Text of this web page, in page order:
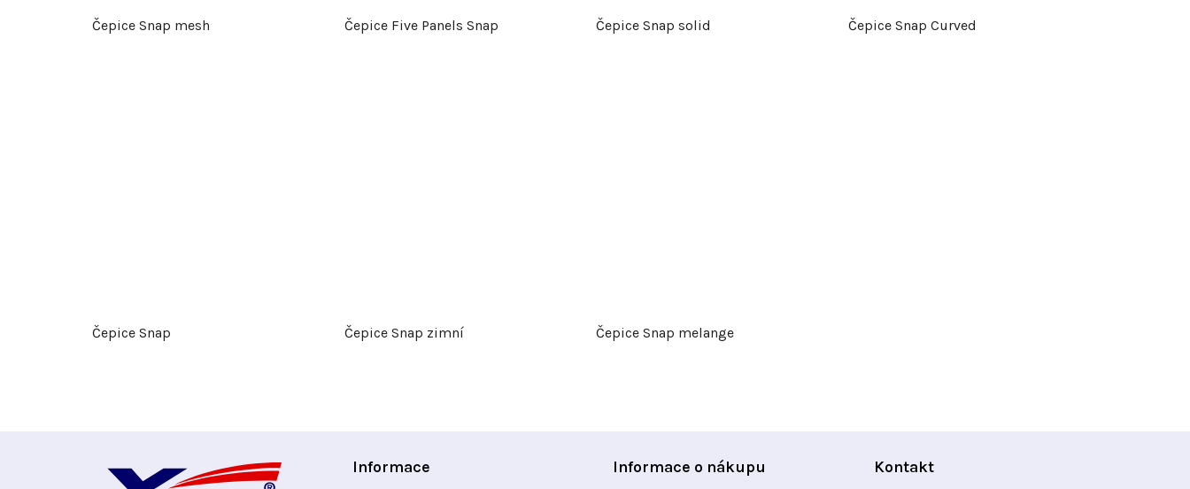
Čepice Snap mesh Čepice Five Panels Snap Čepice Snap solid Čepice Snap Curved
Čepice Snap Čepice Snap zimní Čepice Snap melange
Informace Informace o nákupu Kontakt